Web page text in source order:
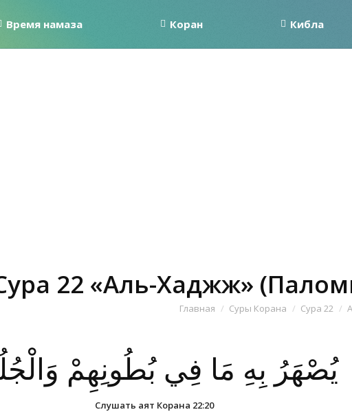
Время намаза Коран Кибла
22 «Аль-Хаджж»
Вы здесь:
Главная Суры Корана Сура 22
يُصْهَرُ بِهِ مَا فِي بُطُونِهِمْ
Слушать аят Корана 22:20